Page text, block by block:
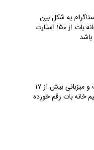
به شکل بین
المللی تنها یکی از پروژه های تیم خانه بات از ۱۵۰ استارت
بیش از ۸ سابقه درخشان شرکت و میزبانی بیش از ۱۷
خانه بات رقم خورده